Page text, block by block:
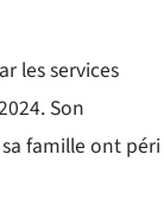
les services
Son
famille ont péri